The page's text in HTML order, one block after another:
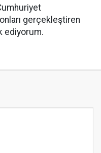
gerçekleştiren
ediyorum.